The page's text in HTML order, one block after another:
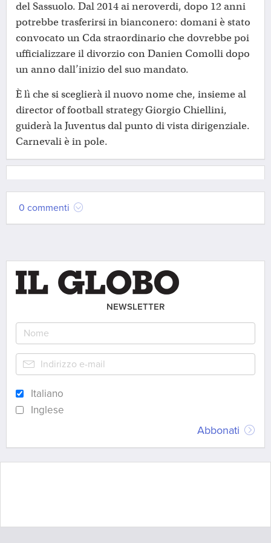
del Sassuolo. Dal 2014 ai neroverdi, dopo 12 anni
potrebbe trasferirsi in bianconero: domani è stato
convocato un Cda straordinario che dovrebbe poi
ufficializzare il divorzio con Danien Comolli dopo
un anno dall’inizio del suo mandato.
È lì che si sceglierà il nuovo nome che, insieme al
director of football strategy Giorgio Chiellini,
guiderà la Juventus dal punto di vista dirigenziale.
Carnevali è in pole.
0 commenti
NEWSLETTER
Italiano
Inglese
Abbonati